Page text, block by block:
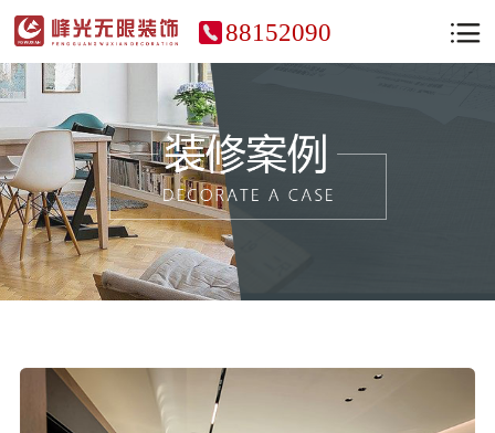
88152090